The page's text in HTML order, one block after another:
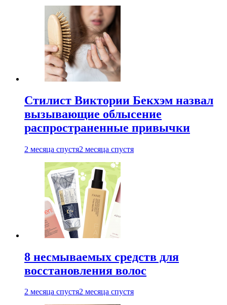
Стилист Виктории Бекхэм назвал
вызывающие облысение
распространенные привычки
2 месяца спустя2 месяца спустя
8 несмываемых средств для
восстановления волос
2 месяца спустя2 месяца спустя